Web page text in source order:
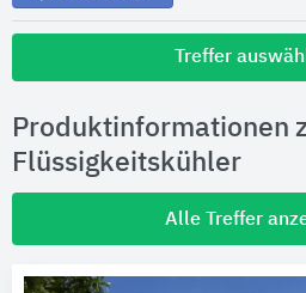
Treffer
Hersteller
Produktinformationen
Produktinformationen
Flüssigkeitskühler
Alle Treffer